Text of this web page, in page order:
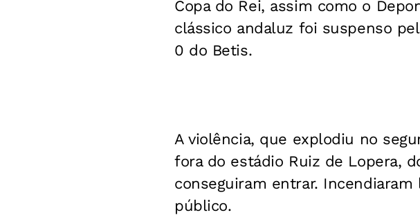
Copa do Rei, assim como o
clássico andaluz foi suspenso
0 do Betis.
A violência, que explodiu no
fora do estádio Ruiz de Lopera,
conseguiram entrar.
público.